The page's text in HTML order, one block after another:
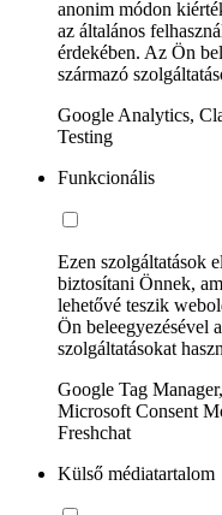
anonim módon
az általános
érdekében. Az Ön
származó
Google Analytics,
Testing
Funkcionális
Ezen szolgáltatások
biztosítani Önnek,
lehetővé teszik
Ön beleegyezésével
szolgáltatásokat
Google Tag
Microsoft Consent
Freshchat
Külső médiatartalom